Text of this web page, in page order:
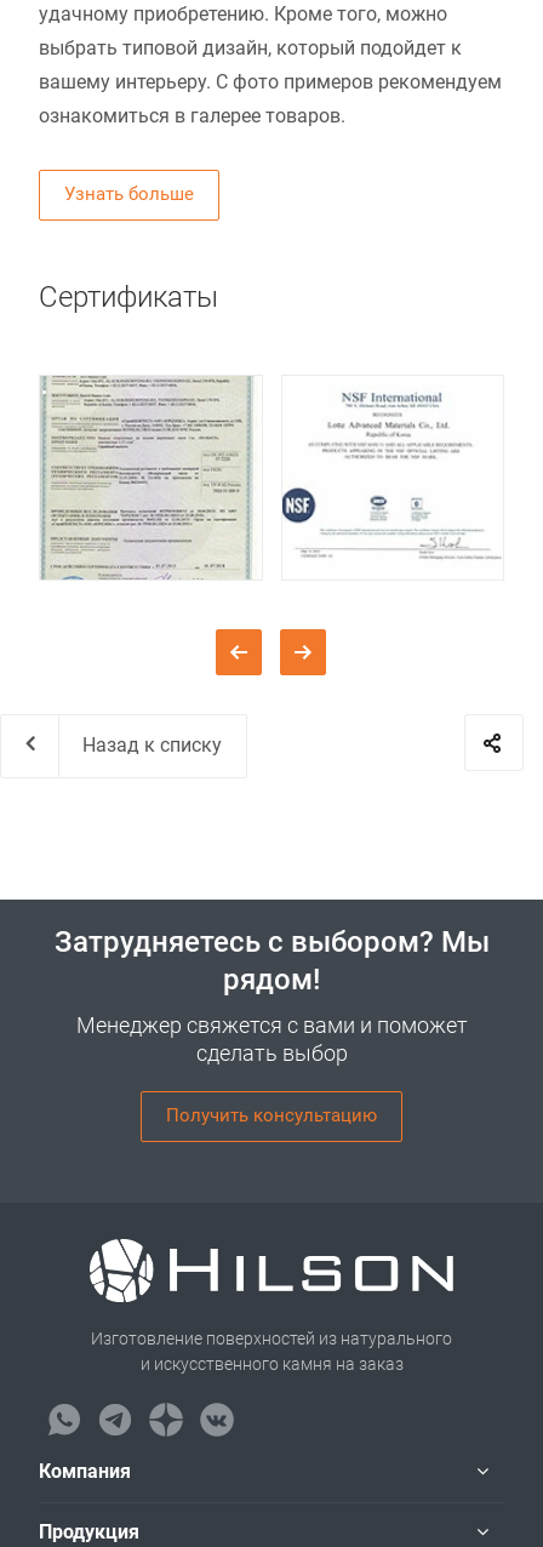
удачному приобретению. Кроме того, можно
выбрать типовой дизайн, который подойдет к
вашему интерьеру. С фото примеров рекомендуем
ознакомиться в галерее товаров.
Узнать больше
Сертификаты
Назад к списку
Затрудняетесь с выбором? Мы
рядом!
Менеджер свяжется с вами и поможет
сделать выбор
Получить консультацию
Изготовление поверхностей из натурального
и искусственного камня на заказ
Компания
Продукция